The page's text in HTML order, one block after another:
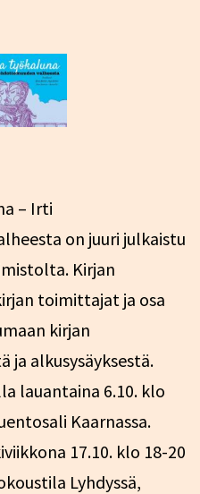
– Irti
on juuri julkaistu
Kirjan
toimittajat ja osa
kirjan
ja alkusysäyksestä.
lauantaina 6.10. klo
Kaarnassa.
17.10. klo 18-20
Lyhdyssä,